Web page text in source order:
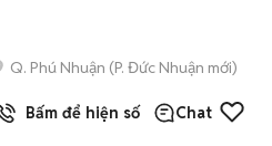
Q. Phú Nhuận (P. Đức Nhuận mới)
Bấm để hiện số Chat